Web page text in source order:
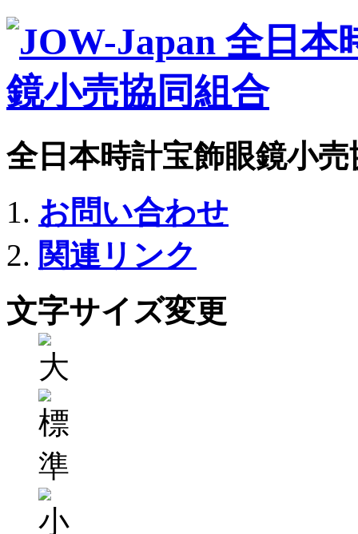
全日本時計宝飾眼鏡小
お問い合わせ
関連リンク
文字サイズ変更